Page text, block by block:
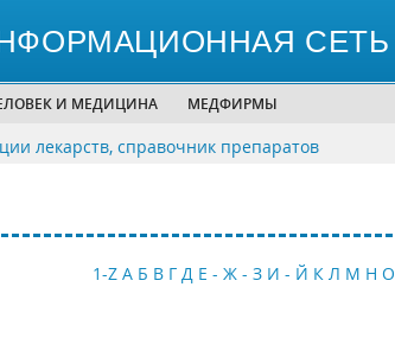
СЕТЬ
И МЕДИЦИНА МЕДФИРМЫ
лекарств, справочник препаратов
1-Z А Б В Г Д Е - Ж - З И - Й К Л М Н О